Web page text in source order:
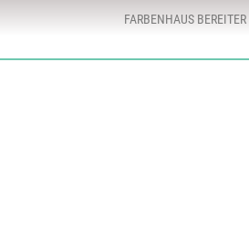
FARBENHAUS